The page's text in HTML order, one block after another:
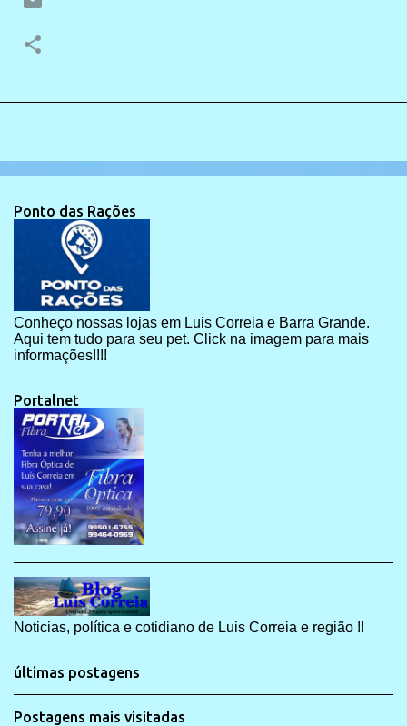
Ponto das Rações
Conheço nossas lojas em Luis Correia e Barra Grande.
Aqui tem tudo para seu pet. Click na imagem para mais
informações!!!!
Portalnet
Noticias, política e cotidiano de Luis Correia e região !!
últimas postagens
Postagens mais visitadas